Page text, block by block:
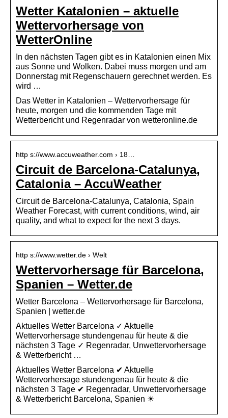
Wetter Katalonien – aktuelle
Wettervorhersage von
WetterOnline
In den nächsten Tagen gibt es in Katalonien einen Mix
aus Sonne und Wolken. Dabei muss morgen und am
Donnerstag mit Regenschauern gerechnet werden. Es
wird …
Das Wetter in Katalonien – Wettervorhersage für
heute, morgen und die kommenden Tage mit
Wetterbericht und Regenradar von wetteronline.de
http s://www.accuweather.com › 18…
Circuit de Barcelona-Catalunya,
Catalonia – AccuWeather
Circuit de Barcelona-Catalunya, Catalonia, Spain
Weather Forecast, with current conditions, wind, air
quality, and what to expect for the next 3 days.
http s://www.wetter.de › Welt
Wettervorhersage für Barcelona,
Spanien – Wetter.de
Wetter Barcelona – Wettervorhersage für Barcelona,
Spanien | wetter.de
Aktuelles Wetter Barcelona ✓ Aktuelle
Wettervorhersage stundengenau für heute & die
nächsten 3 Tage ✓ Regenradar, Unwettervorhersage
& Wetterbericht …
Aktuelles Wetter Barcelona ✔ Aktuelle
Wettervorhersage stundengenau für heute & die
nächsten 3 Tage ✔ Regenradar, Unwettervorhersage
& Wetterbericht Barcelona, Spanien ☀